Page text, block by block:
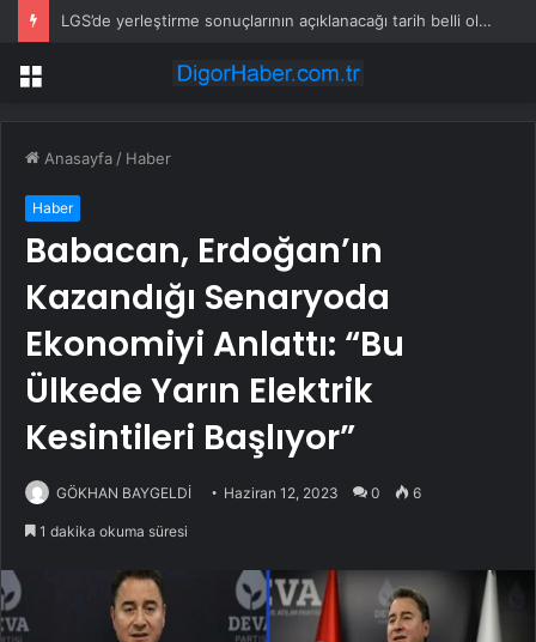
LGS’de yerleştirme sonuçlarının açıklanacağı tarih belli oldu
Menü
Anasayfa / Haber
Haber
Babacan, Erdoğan’ın
Kazandığı Senaryoda
Ekonomiyi Anlattı: “Bu
Ülkede Yarın Elektrik
Kesintileri Başlıyor”
GÖKHAN BAYGELDİ Haziran 12, 2023 0 6
1 dakika okuma süresi